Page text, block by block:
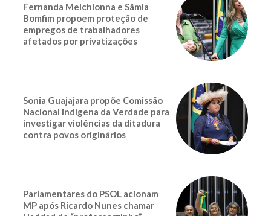
Fernanda Melchionna e Sâmia
Bomfim propoem proteção de
empregos de trabalhadores
afetados por privatizações
Sonia Guajajara propõe Comissão
Nacional Indígena da Verdade para
investigar violências da ditadura
contra povos originários
Parlamentares do PSOL acionam
MP após Ricardo Nunes chamar